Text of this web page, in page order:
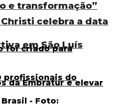
celebra a data
em São Luís
e transformação”